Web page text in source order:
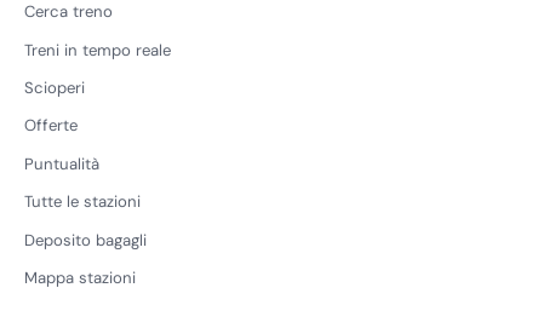
Cerca treno
Treni in tempo reale
Scioperi
Offerte
Puntualità
Tutte le stazioni
Deposito bagagli
Mappa stazioni